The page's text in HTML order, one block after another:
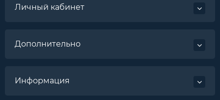
Личный кабинет
Дополнительно
Информация